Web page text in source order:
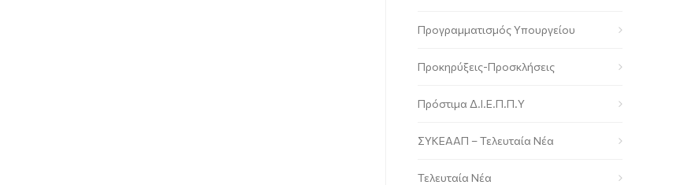
Προγραμματισμός Υπουργείου
Προκηρύξεις-Προσκλήσεις
Πρόστιμα Δ.Ι.Ε.Π.Π.Υ
ΣΥΚΕΑΑΠ – Τελευταία Νέα
Τελευταία Νέα